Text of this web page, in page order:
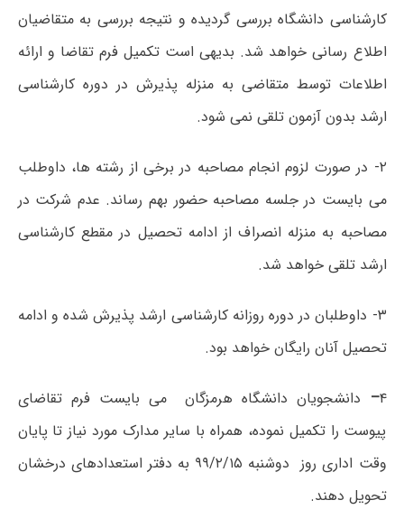
کارشناسی دانشگاه بررسی گردیده و نتیجه بررسی به متقاضیان
اطلاع رسانی خواهد شد. بدیهی است تکمیل فرم تقاضا و ارائه
اطلاعات توسط متقاضی به منزله پذیرش در دوره کارشناسی
ارشد بدون آزمون تلقی نمی شود.
۲- در صورت لزوم انجام مصاحبه در برخی از رشته ها، داوطلب
می بایست در جلسه مصاحبه حضور بهم رساند. عدم شرکت در
مصاحبه به منزله انصراف از ادامه تحصیل در مقطع کارشناسی
ارشد تلقی خواهد شد.
۳- داوطلبان در دوره روزانه کارشناسی ارشد پذیرش شده و ادامه
تحصیل آنان رایگان خواهد بود.
۴– دانشجویان دانشگاه هرمزگان می بایست فرم تقاضای
پیوست را تکمیل نموده، همراه با سایر مدارک مورد نیاز تا پایان
وقت اداری روز دوشنبه ۹۹/۲/۱۵ به دفتر استعدادهای درخشان
تحویل دهند.